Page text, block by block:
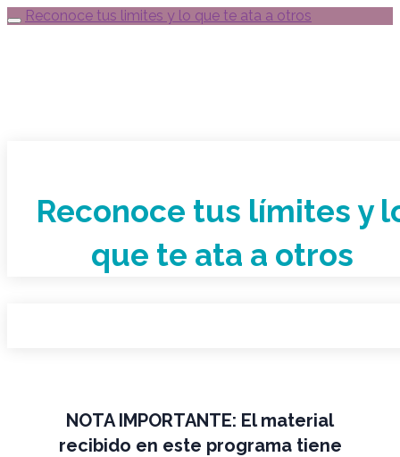
Reconoce tus limites y lo que te ata a otros
Reconoce tus límites y
que te ata a otros
NOTA IMPORTANTE: El material
recibido en este programa tiene